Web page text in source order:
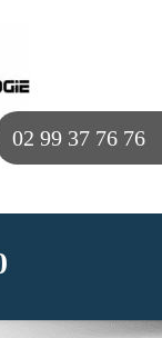
02 99 37 76 76